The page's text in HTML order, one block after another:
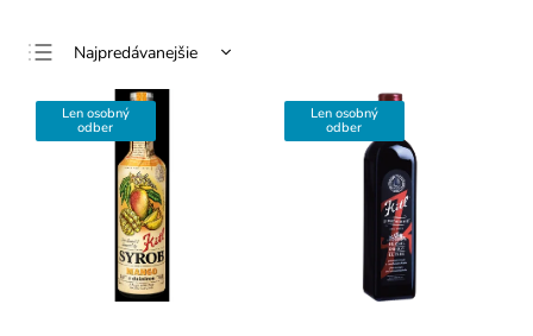
Najpredávanejšie
Najlacnejšie
Najdrahšie
Abecedne
Len osobný
odber
Len osobný
odber